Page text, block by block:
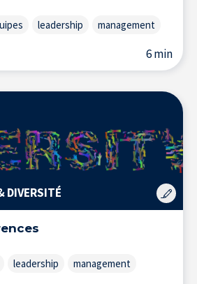
leadership management
6 min
DIVERSITÉ
leadership management